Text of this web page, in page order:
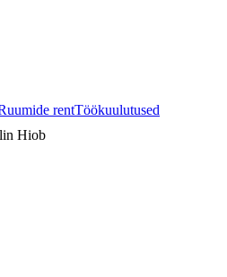
rentTöökuulutused
Hiob